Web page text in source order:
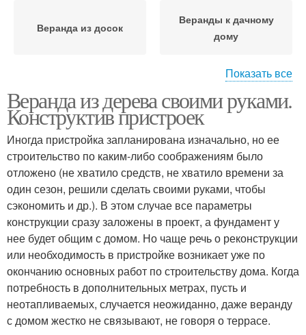
Веранда из досок
Веранды к дачному
дому
Закрытая веранда Дачная веранда
Веранда на даче Зимняя веранда
Веранда из бруса
Показать все
Веранда из дерева своими руками.
Конструктив пристроек
Иногда пристройка запланирована изначально, но ее
строительство по каким-либо соображениям было
отложено (не хватило средств, не хватило времени за
один сезон, решили сделать своими руками, чтобы
сэкономить и др.). В этом случае все параметры
конструкции сразу заложены в проект, а фундамент у
нее будет общим с домом. Но чаще речь о реконструкции
или необходимость в пристройке возникает уже по
окончанию основных работ по строительству дома. Когда
потребность в дополнительных метрах, пусть и
неотапливаемых, случается неожиданно, даже веранду
с домом жестко не связывают, не говоря о террасе.